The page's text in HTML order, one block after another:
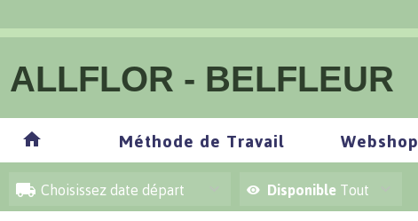
ALLFLOR - BELFLEUR
Méthode de Travail Webshop
Choisissez date départ Disponible Tout